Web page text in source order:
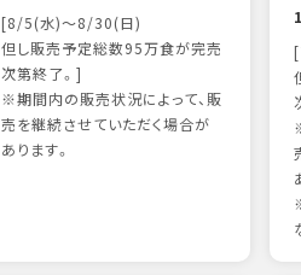
[8/5(水)～8/30(日)
但し販売予定総数95万食が完売
次第終了。]
※期間内の販売状況によって、販
売を継続させていただく場合が
あります。